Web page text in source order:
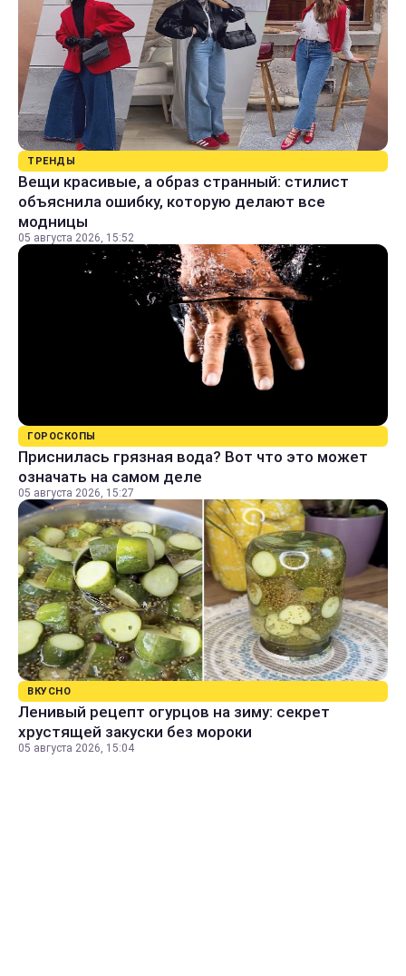
ТРЕНДЫ
Вещи красивые, а образ странный: стилист
объяснила ошибку, которую делают все
модницы
05 августа 2026, 15:52
ГОРОСКОПЫ
Приснилась грязная вода? Вот что это может
означать на самом деле
05 августа 2026, 15:27
ВКУСНО
Ленивый рецепт огурцов на зиму: секрет
хрустящей закуски без мороки
05 августа 2026, 15:04